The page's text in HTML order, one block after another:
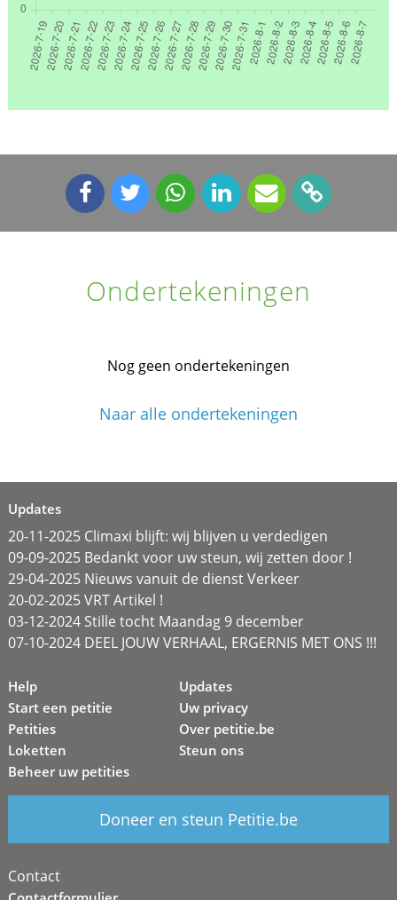
Ondertekeningen
Nog geen ondertekeningen
Naar alle ondertekeningen
Updates
20-11-2025 Climaxi blijft: wij blijven u verdedigen
09-09-2025 Bedankt voor uw steun, wij zetten door !
29-04-2025 Nieuws vanuit de dienst Verkeer
20-02-2025 VRT Artikel !
03-12-2024 Stille tocht Maandag 9 december
07-10-2024 DEEL JOUW VERHAAL, ERGERNIS MET ONS !!!
Help
Start een petitie
Petities
Loketten
Beheer uw petities
Updates
Uw privacy
Over petitie.be
Steun ons
Doneer en steun Petitie.be
Contact